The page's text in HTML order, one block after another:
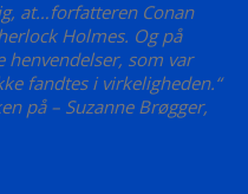
at…forfatteren Conan
Holmes. Og på
henvendelser, som var
fandtes i virkeligheden.“
på – Suzanne Brøgger,